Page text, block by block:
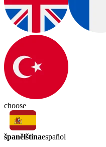
choose
španělštinaespañol